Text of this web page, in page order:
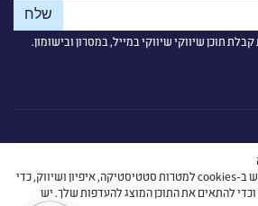
תוכן שיווקי שיווקי במייל, במסרון ובישומון.
אתר הסינמה סיטי עושה שימוש ב-cookies למטרות סטטיסטיקה, איפיון ושיווק, כדי
להתאים את התוכן המוצג להעדפות שלך. יש